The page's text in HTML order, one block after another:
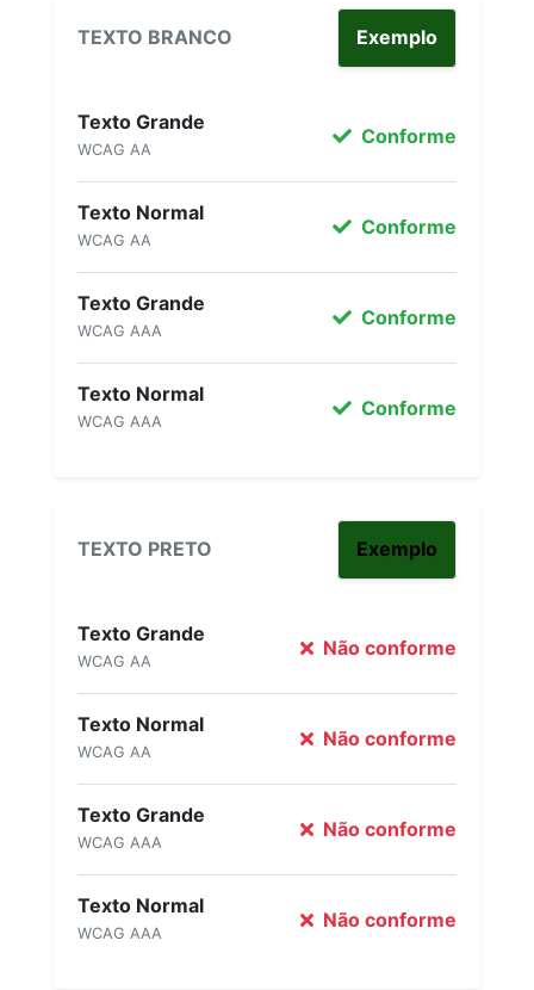
TEXTO BRANCO Exemplo
Texto Grande
WCAG AA
Conforme
Texto Normal
WCAG AA
Conforme
Texto Grande
WCAG AAA
Conforme
Texto Normal
WCAG AAA
Conforme
TEXTO PRETO Exemplo
Texto Grande
WCAG AA
Não conforme
Texto Normal
WCAG AA
Não conforme
Texto Grande
WCAG AAA
Não conforme
Texto Normal
WCAG AAA
Não conforme